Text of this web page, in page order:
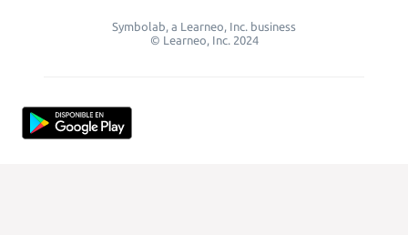
Symbolab, a Learneo, Inc. business
© Learneo, Inc. 2024